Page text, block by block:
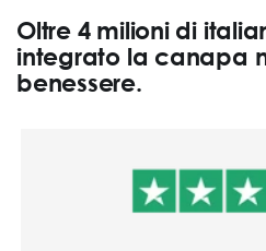
r
e
Oltre 4 milioni di
integrato la canapa
benessere.